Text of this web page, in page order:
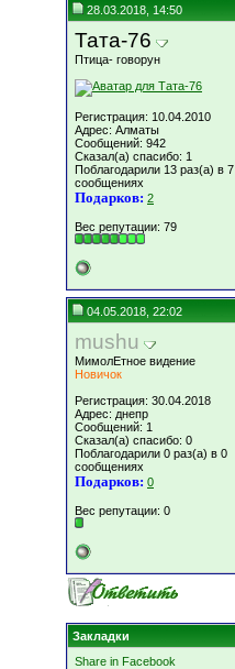
28.03.2018, 14:50
Тата-76
Птица- говорун
Регистрация: 10.04.2010
Адрес: Алматы
Сообщений: 942
Сказал(а) спасибо: 1
Поблагодарили 13 раз(а) в 7
сообщениях
Подарков: 2
Вес репутации: 79
04.05.2018, 22:02
mushu
МимолЕтное видение
Новичок
Регистрация: 30.04.2018
Адрес: днепр
Сообщений: 1
Сказал(а) спасибо: 0
Поблагодарили 0 раз(а) в 0
сообщениях
Подарков: 0
Вес репутации: 0
Закладки
Share in Facebook